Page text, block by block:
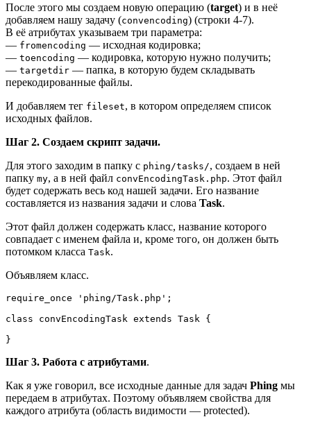
После этого мы создаем новую операцию (target) и в неё
добавляем нашу задачу (convencoding) (строки 4-7).
В её атрибутах указываем три параметра:
— fromencoding — исходная кодировка;
— toencoding — кодировка, которую нужно получить;
— targetdir — папка, в которую будем складывать
перекодированные файлы.
И добавляем тег fileset, в котором определяем список
исходных файлов.
Шаг 2. Создаем скрипт задачи.
Для этого заходим в папку с phing/tasks/, создаем в ней
папку my, а в ней файл convEncodingTask.php. Этот файл
будет содержать весь код нашей задачи. Его название
составляется из названия задачи и слова Task.
Этот файл должен содержать класс, название которого
совпадает с именем файла и, кроме того, он должен быть
потомком класса Task.
Объявляем класс.
require_once 'phing/Task.php';
class convEncodingTask extends Task {
}
Шаг 3. Работа с атрибутами.
Как я уже говорил, все исходные данные для задач Phing мы
передаем в атрибутах. Поэтому объявляем свойства для
каждого атрибута (область видимости — protected).